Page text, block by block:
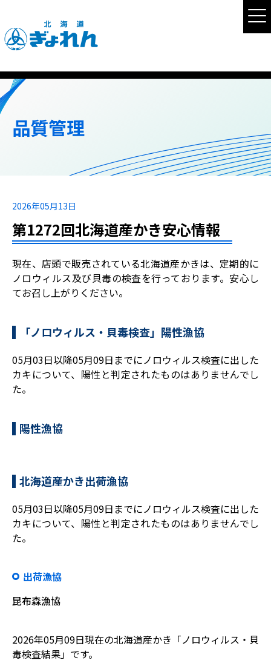
品質管理
2026年05月13日
第1272回北海道産かき安心情報
現在、店頭で販売されている北海道産かきは、定期的に
ノロウィルス及び貝毒の検査を行っております。安心し
てお召し上がりください。
「ノロウィルス・貝毒検査」陽性漁協
05月03日以降05月09日までにノロウィルス検査に出した
カキについて、陽性と判定されたものはありませんでし
た。
陽性漁協
北海道産かき出荷漁協
05月03日以降05月09日までにノロウィルス検査に出した
カキについて、陽性と判定されたものはありませんでし
た。
出荷漁協
昆布森漁協
2026年05月09日現在の北海道産かき「ノロウィルス・貝
毒検査結果」です。